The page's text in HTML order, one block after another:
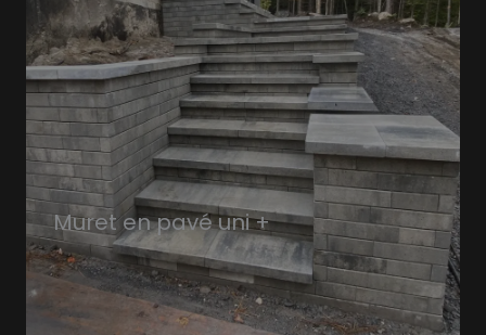
Muret en pavé uni +